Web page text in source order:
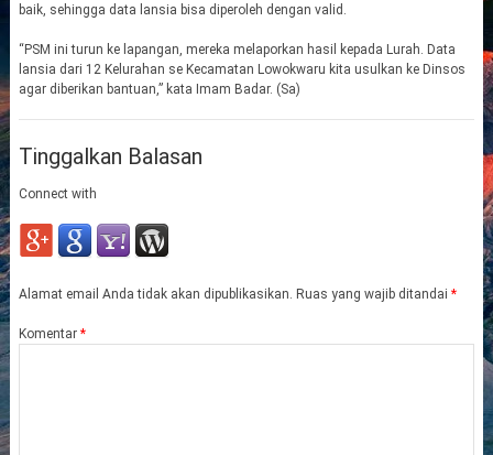
baik, sehingga data lansia bisa diperoleh dengan valid.
“PSM ini turun ke lapangan, mereka melaporkan hasil kepada Lurah. Data
lansia dari 12 Kelurahan se Kecamatan Lowokwaru kita usulkan ke Dinsos
agar diberikan bantuan,” kata Imam Badar. (Sa)
Tinggalkan Balasan
Connect with
Alamat email Anda tidak akan dipublikasikan. Ruas yang wajib ditandai *
Komentar *